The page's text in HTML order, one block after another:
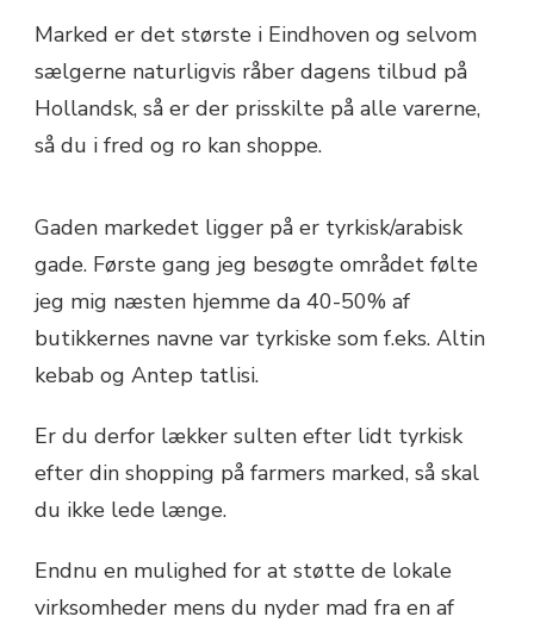
Marked er det største i Eindhoven og selvom
sælgerne naturligvis råber dagens tilbud på
Hollandsk, så er der prisskilte på alle varerne,
så du i fred og ro kan shoppe.
Gaden markedet ligger på er tyrkisk/arabisk
gade. Første gang jeg besøgte området følte
jeg mig næsten hjemme da 40-50% af
butikkernes navne var tyrkiske som f.eks. Altin
kebab og Antep tatlisi.
Er du derfor lækker sulten efter lidt tyrkisk
efter din shopping på farmers marked, så skal
du ikke lede længe.
Endnu en mulighed for at støtte de lokale
virksomheder mens du nyder mad fra en af